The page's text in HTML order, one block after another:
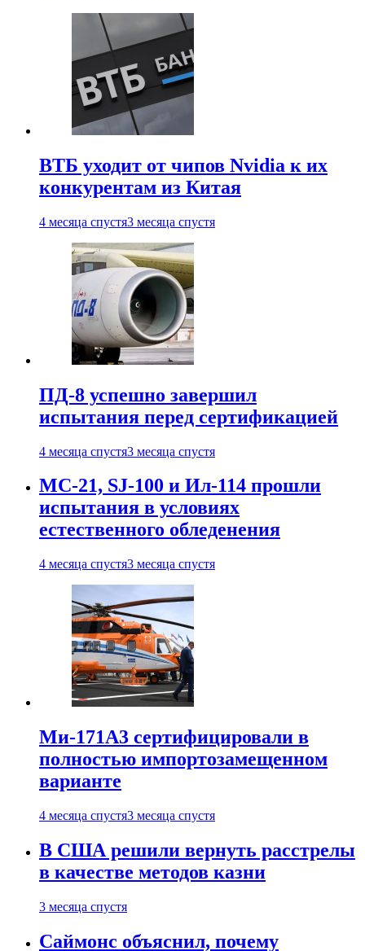
ВТБ уходит от чипов Nvidia к их
конкурентам из Китая
4 месяца спустя3 месяца спустя
ПД-8 успешно завершил
испытания перед сертификацией
4 месяца спустя3 месяца спустя
МС-21, SJ-100 и Ил-114 прошли
испытания в условиях
естественного обледенения
4 месяца спустя3 месяца спустя
Ми-171А3 сертифицировали в
полностью импортозамещенном
варианте
4 месяца спустя3 месяца спустя
В США решили вернуть расстрелы
в качестве методов казни
3 месяца спустя
Саймонс объяснил, почему